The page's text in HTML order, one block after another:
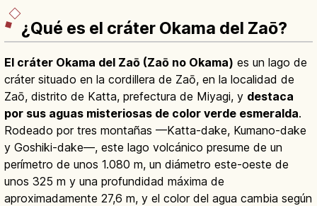
¿Qué es el cráter Okama del Zaō?
El cráter Okama del Zaō (Zaō no Okama) es un lago de
cráter situado en la cordillera de Zaō, en la localidad de
Zaō, distrito de Katta, prefectura de Miyagi, y destaca
por sus aguas misteriosas de color verde esmeralda.
Rodeado por tres montañas —Katta-dake, Kumano-dake
y Goshiki-dake—, este lago volcánico presume de un
perímetro de unos 1.080 m, un diámetro este-oeste de
unos 325 m y una profundidad máxima de
aproximadamente 27,6 m, y el color del agua cambia según